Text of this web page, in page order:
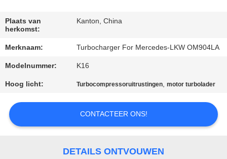
NEEM
ONS
OP
NIEUWS
Plaats van
herkomst:
Kanton, China
Merknaam: Turbocharger For Mercedes-LKW OM904LA
Modelnummer: K16
Hoog licht: Turbocompressoruitrustingen,motor turbolader
CONTACTEER ONS!
DETAILS ONTVOUWEN